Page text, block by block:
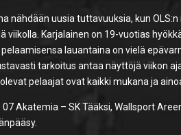
nähdään uusia tuttavuuksia, kun
viikolla. Karjalainen on 19-vuotias
lauantaina on vielä
tarkoitus antaa näyttöjä viikon
pelaajat ovat kaikki mukana ja
07 Akatemia – SK Tääksi, Wallsport